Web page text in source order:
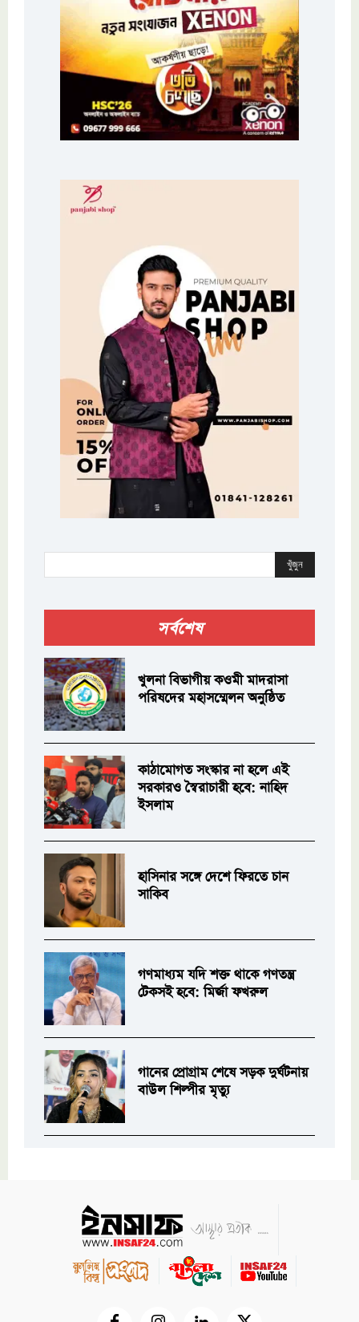
খুঁজুন
সর্বশেষ
খুলনা বিভাগীয় কওমী মাদরাসা
পরিষদের মহাসম্মেলন অনুষ্ঠিত
কাঠামোগত সংস্কার না হলে এই
সরকারও স্বৈরাচারী হবে: নাহিদ
ইসলাম
হাসিনার সঙ্গে দেশে ফিরতে চান
সাকিব
গণমাধ্যম যদি শক্ত থাকে গণতন্ত্র
টেকসই হবে: মির্জা ফখরুল
গানের প্রোগ্রাম শেষে সড়ক দুর্ঘটনায়
বাউল শিল্পীর মৃত্যু